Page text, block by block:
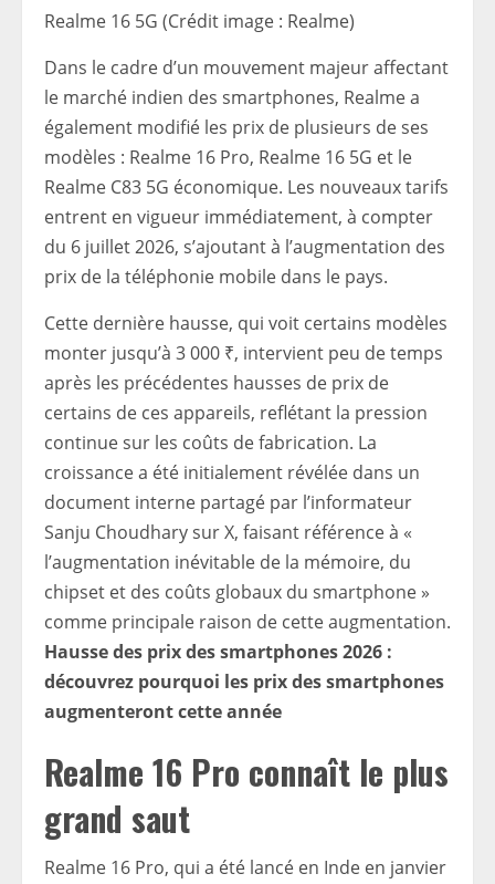
Realme 16 5G (Crédit image : Realme)
Dans le cadre d’un mouvement majeur affectant
le marché indien des smartphones, Realme a
également modifié les prix de plusieurs de ses
modèles : Realme 16 Pro, Realme 16 5G et le
Realme C83 5G économique. Les nouveaux tarifs
entrent en vigueur immédiatement, à compter
du 6 juillet 2026, s’ajoutant à l’augmentation des
prix de la téléphonie mobile dans le pays.
Cette dernière hausse, qui voit certains modèles
monter jusqu’à 3 000 ₹, intervient peu de temps
après les précédentes hausses de prix de
certains de ces appareils, reflétant la pression
continue sur les coûts de fabrication. La
croissance a été initialement révélée dans un
document interne partagé par l’informateur
Sanju Choudhary sur X, faisant référence à «
l’augmentation inévitable de la mémoire, du
chipset et des coûts globaux du smartphone »
comme principale raison de cette augmentation.
Hausse des prix des smartphones 2026 :
découvrez pourquoi les prix des smartphones
augmenteront cette année
Realme 16 Pro connaît le plus
grand saut
Realme 16 Pro, qui a été lancé en Inde en janvier